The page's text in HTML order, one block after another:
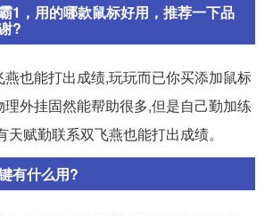
1，用的哪款鼠标好用，推荐一下品
?
也能打出成绩,玩玩而已你买添加鼠标
外挂固然能帮助很多,但是自己勤加练
天赋勤联系双飞燕也能打出成绩。
有什么用?